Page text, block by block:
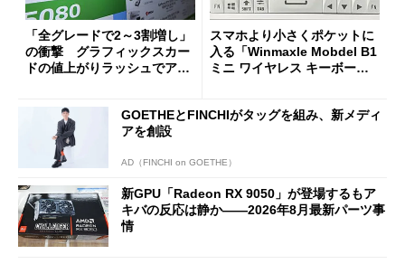
「全グレードで2～3割増し」
の衝撃 グラフィックスカー
ドの値上がりラッシュでアキ
スマホより小さくポケットに
入る「Winmaxle Mobdel B1
ミニ ワイヤレス キーボー
GOETHEとFINCHIがタッグを組み、新メディ
アを創設
AD（FINCHI on GOETHE）
新GPU「Radeon RX 9050」が登場するもア
キバの反応は静か――2026年8月最新パーツ事
情